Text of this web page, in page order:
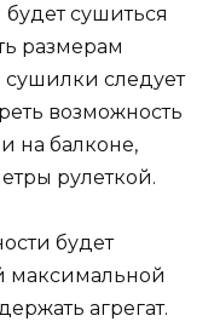
будет сушиться
размерам
следует
возможность
на балконе,
рулеткой.
будет
максимальной
агрегат.